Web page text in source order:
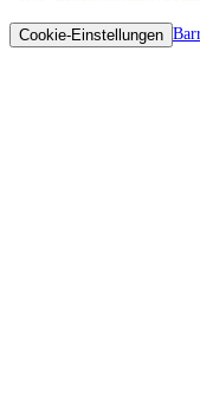
Cookie-Einstellungen